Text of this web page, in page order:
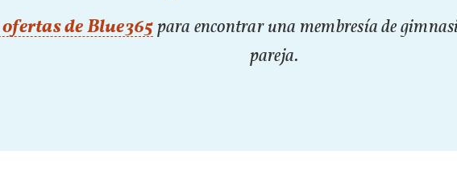
de Blue365 para encontrar una membresía de
pareja.